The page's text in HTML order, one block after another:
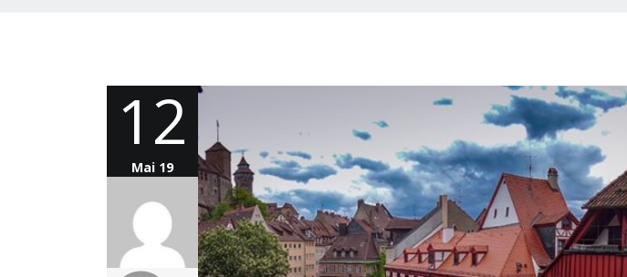
12
Mai 19